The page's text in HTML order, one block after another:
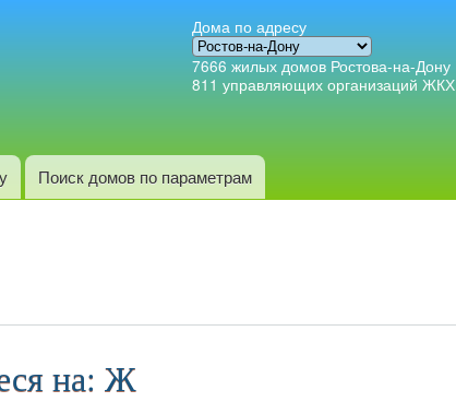
Дома по адресу
7666 жилых домов Ростова-на-Дону
811 управляющих организаций ЖКХ
Поиск домов по параметрам
на: Ж